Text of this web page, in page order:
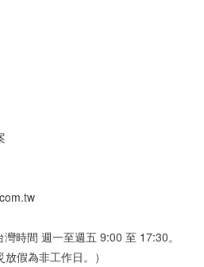
時間 週一至週五 9:00 至 17:30。
假為非工作日。）